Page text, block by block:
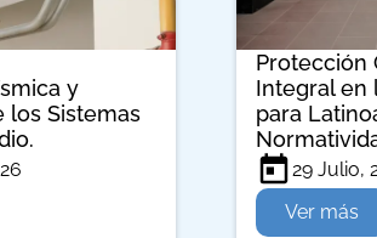
y
los Sistemas
Protección
Integral en
para
29 Julio,
Ver más